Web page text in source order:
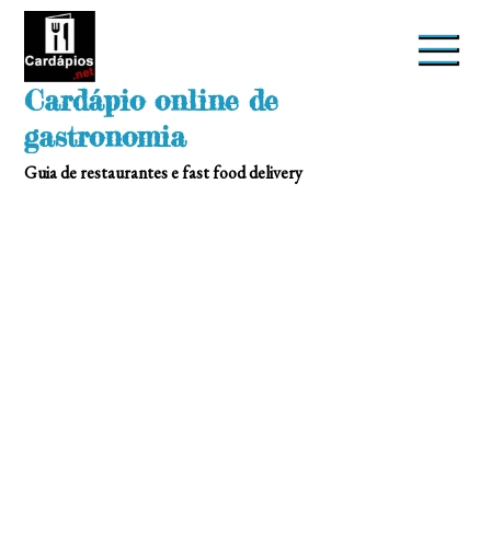
Skip
Cardápio online de
gastronomia
Guia de restaurantes e fast food delivery